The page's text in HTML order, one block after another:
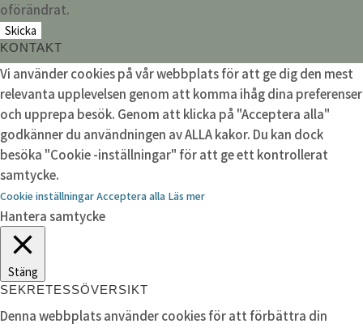
oförändrat.
KONTAKT
Vi använder cookies på vår webbplats för att ge dig den mest
relevanta upplevelsen genom att komma ihåg dina preferenser
och upprepa besök. Genom att klicka på "Acceptera alla"
godkänner du användningen av ALLA kakor. Du kan dock
besöka "Cookie -inställningar" för att ge ett kontrollerat
samtycke.
Cookie inställningarAcceptera alla Läs mer
Hantera samtycke
Stäng
SEKRETESSÖVERSIKT
Denna webbplats använder cookies för att förbättra din